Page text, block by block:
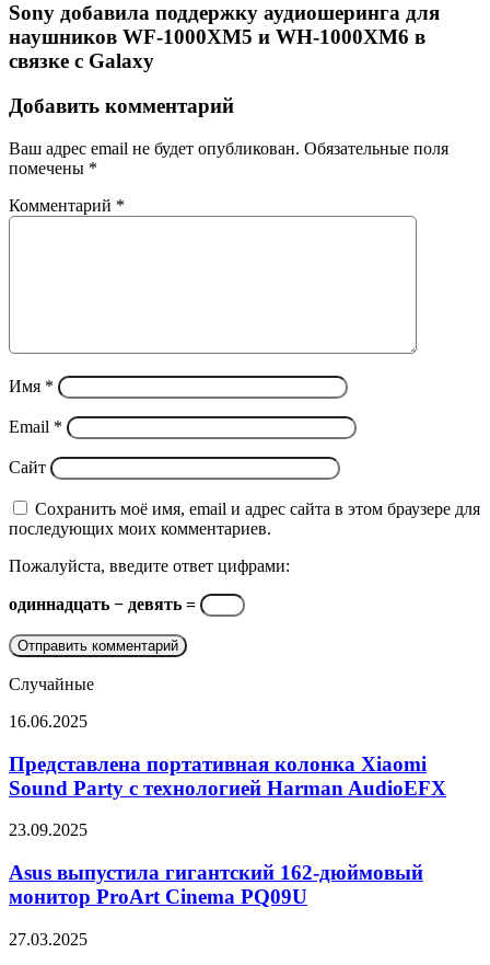
Sony добавила поддержку аудиошеринга для
наушников WF-1000XM5 и WH-1000XM6 в
связке с Galaxy
Добавить комментарий
Ваш адрес email не будет опубликован. Обязательные поля
помечены *
Комментарий *
Имя *
Email *
Сайт
Сохранить моё имя, email и адрес сайта в этом браузере для
последующих моих комментариев.
Пожалуйста, введите ответ цифрами:
одиннадцать − девять =
Случайные
Представлена
колонка
Xiaomi
Sound
с
Harman
AudioEFX
16.06.2025
Представлена портативная колонка Xiaomi
Sound Party с технологией Harman AudioEFX
Asus
гигантский
162-
дюймовый
ProArt
23.09.2025
Asus выпустила гигантский 162-дюймовый
монитор ProArt Cinema PQ09U
Samsung
27.03.2025